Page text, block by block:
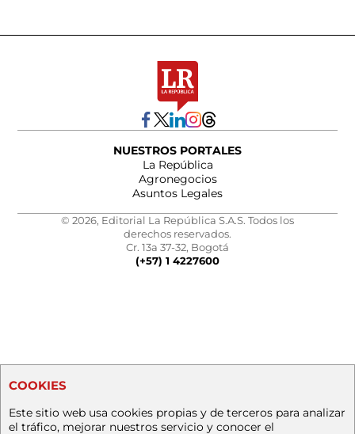
NUESTROS PORTALES
La República
Agronegocios
Asuntos Legales
© 2026, Editorial La República S.A.S. Todos los
derechos reservados.
Cr. 13a 37-32, Bogotá
(+57) 1 4227600
COOKIES
Este sitio web usa cookies propias y de terceros para analizar
el tráfico, mejorar nuestros servicio y conocer el